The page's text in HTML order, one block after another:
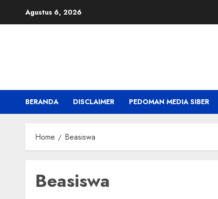
Agustus 6, 2026
BERANDA DISCLAIMER PEDOMAN MEDIA SIBER
Home Beasiswa
Beasiswa